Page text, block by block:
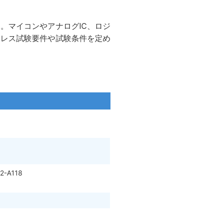
マイコンやアナログIC、ロジ
ス試験要件や試験条件を定め
A118